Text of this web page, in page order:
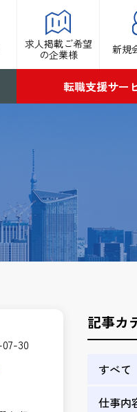
求人掲載ご希望
の企業様
新規
転職支援サー
30
記事カ
すべて
仕事内